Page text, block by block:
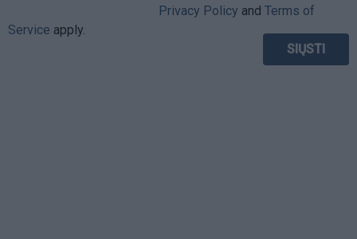
Privacy Policy and Terms of
Service apply.